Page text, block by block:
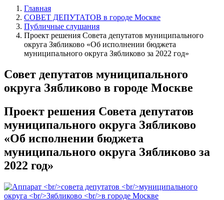
Главная
СОВЕТ ДЕПУТАТОВ в городе Москве
Публичные слушания
Проект решения Совета депутатов муниципального
округа Зябликово «Об исполнении бюджета
муниципального округа Зябликово за 2022 год»
Совет депутатов муниципального
округа Зябликово в городе Москве
Проект решения Совета депутатов
муниципального округа Зябликово
«Об исполнении бюджета
муниципального округа Зябликово за
2022 год»